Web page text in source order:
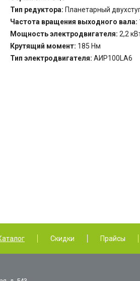
Тип редуктора: Планетарный
Частота вращения выходного вала:
Мощность электродвигателя: 2,2
Крутящий момент: 185 Нм
Тип электродвигателя: АИР100LА6
Скидки Прайсы